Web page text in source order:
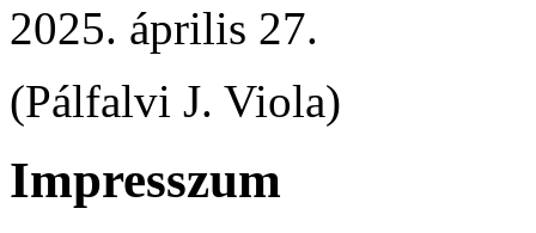
2025. április 27.
(Pálfalvi J. Viola)
Impresszum